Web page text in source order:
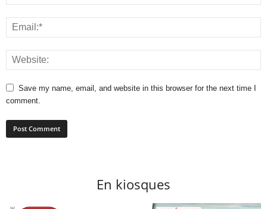
Save my name, email, and website in this browser for the next time I
comment.
En kiosques